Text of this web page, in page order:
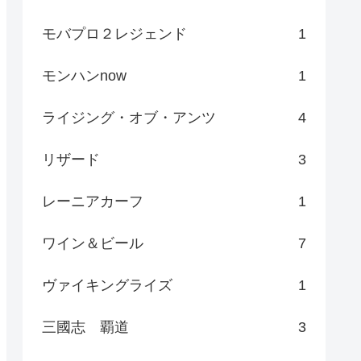
モバプロ２レジェンド 1
モンハンnow 1
ライジング・オブ・アンツ 4
リザード 3
レーニアカーフ 1
ワイン＆ビール 7
ヴァイキングライズ 1
三國志 覇道 3